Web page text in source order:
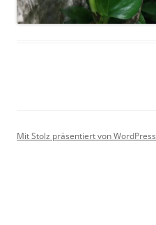
Mit Stolz präsentiert von WordPress